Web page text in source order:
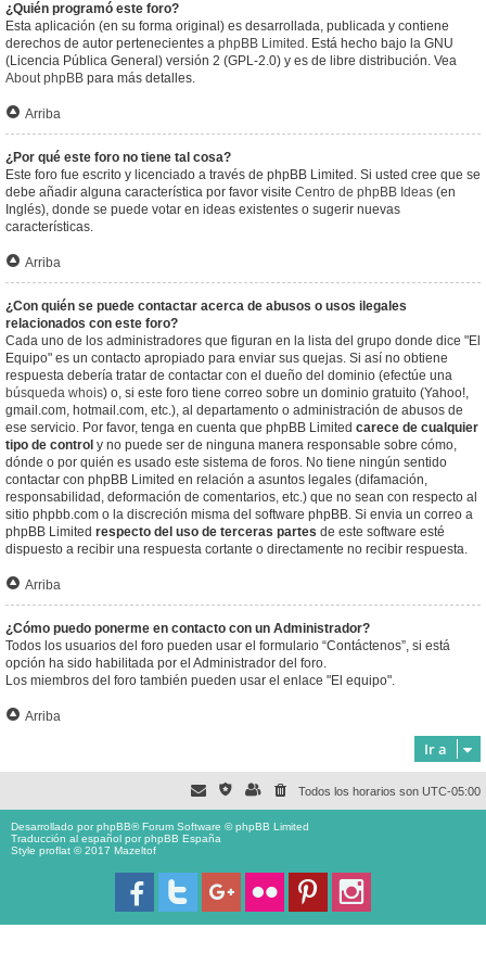
¿Quién programó este foro?
Esta aplicación (en su forma original) es desarrollada, publicada y contiene
derechos de autor pertenecientes a phpBB Limited . Está hecho bajo la GNU
(Licencia Pública General) versión 2 (GPL-2.0) y es de libre distribución. Vea
About phpBB para más detalles.
Arriba
¿Por qué este foro no tiene tal cosa?
Este foro fue escrito y licenciado a través de phpBB Limited. Si usted cree que se
debe añadir alguna característica por favor visite Centro de phpBB Ideas (en
Inglés), donde se puede votar en ideas existentes o sugerir nuevas
características.
Arriba
¿Con quién se puede contactar acerca de abusos o usos ilegales
relacionados con este foro?
Cada uno de los administradores que figuran en la lista del grupo donde dice "El
Equipo" es un contacto apropiado para enviar sus quejas. Si así no obtiene
respuesta debería tratar de contactar con el dueño del dominio (efectúe una
búsqueda whois) o, si este foro tiene correo sobre un dominio gratuito (Yahoo!,
gmail.com, hotmail.com, etc.), al departamento o administración de abusos de
ese servicio. Por favor, tenga en cuenta que phpBB Limited carece de cualquier
tipo de control y no puede ser de ninguna manera responsable sobre cómo,
dónde o por quién es usado este sistema de foros. No tiene ningún sentido
contactar con phpBB Limited en relación a asuntos legales (difamación,
responsabilidad, deformación de comentarios, etc.) que no sean con respecto al
sitio phpbb.com o la discreción misma del software phpBB. Si envia un correo a
phpBB Limited respecto del uso de terceras partes de este software esté
dispuesto a recibir una respuesta cortante o directamente no recibir respuesta.
Arriba
¿Cómo puedo ponerme en contacto con un Administrador?
Todos los usuarios del foro pueden usar el formulario “Contáctenos”, si está
opción ha sido habilitada por el Administrador del foro.
Los miembros del foro también pueden usar el enlace "El equipo".
Arriba
Ir a
Todos los horarios son UTC-05:00
Desarrollado porphpBB® Forum Software © phpBB Limited
Traducción al español porphpBB España
Style proflat © 2017 Mazeltof